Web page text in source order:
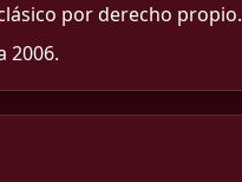
por derecho propio.
2006.